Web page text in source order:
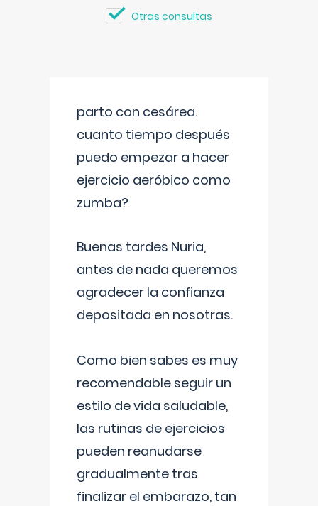
Otras consultas
parto con cesárea.
cuanto tiempo después
puedo empezar a hacer
ejercicio aeróbico como
zumba?
Buenas tardes Nuria,
antes de nada queremos
agradecer la confianza
depositada en nosotras.
Como bien sabes es muy
recomendable seguir un
estilo de vida saludable,
las rutinas de ejercicios
pueden reanudarse
gradualmente tras
finalizar el embarazo, tan